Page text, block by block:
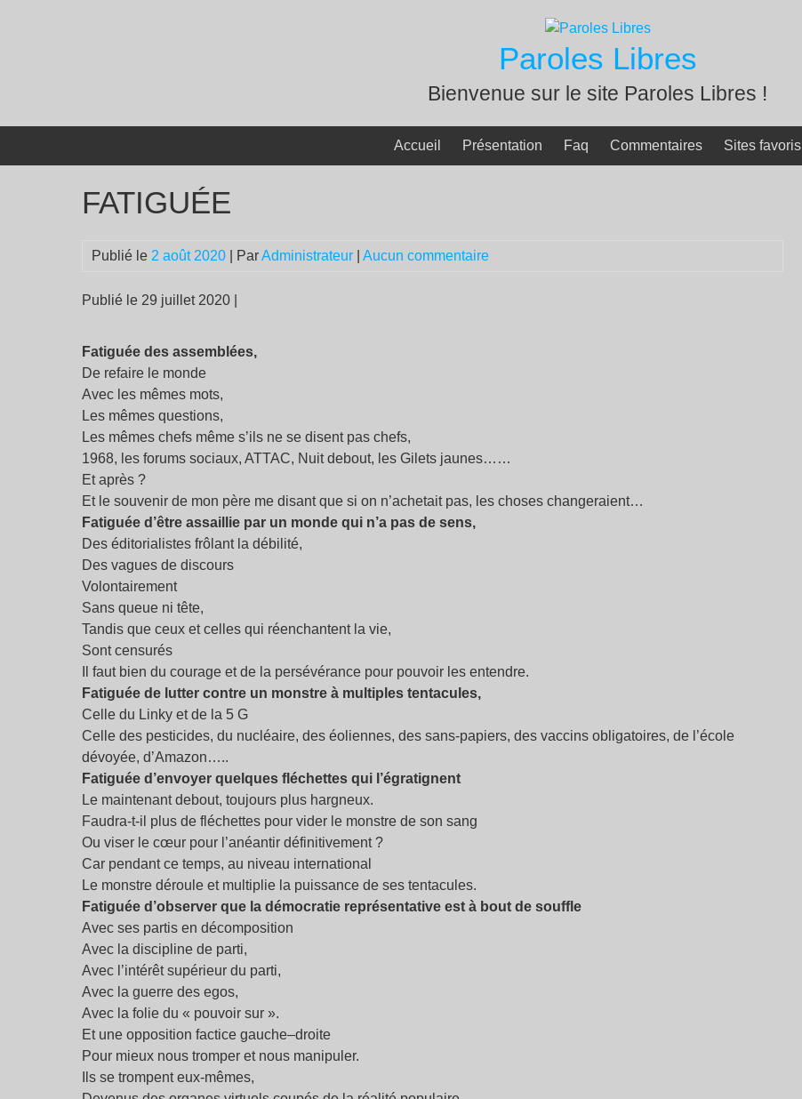
Paroles Libres
Bienvenue sur le site Paroles Libres !
Accueil Présentation Faq Commentaires Sites favoris
FATIGUÉE
Publié le 2 août 2020 | ParAdministrateur Aucun commentaire
Publié le 29 juillet 2020 |
Fatiguée des assemblées,
De refaire le monde
Avec les mêmes mots,
Les mêmes questions,
Les mêmes chefs même s’ils ne se disent pas chefs,
1968, les forums sociaux, ATTAC, Nuit debout, les Gilets jaunes……
Et après ?
Et le souvenir de mon père me disant que si on n’achetait pas, les choses changeraient…
Fatiguée d’être assaillie par un monde qui n’a pas de sens,
Des éditorialistes frôlant la débilité,
Des vagues de discours
Volontairement
Sans queue ni tête,
Tandis que ceux et celles qui réenchantent la vie,
Sont censurés
Il faut bien du courage et de la persévérance pour pouvoir les entendre.
Fatiguée de lutter contre un monstre à multiples tentacules,
Celle du Linky et de la 5 G
Celle des pesticides, du nucléaire, des éoliennes, des sans-papiers, des vaccins obligatoires, de l’école
dévoyée, d’Amazon…..
Fatiguée d’envoyer quelques fléchettes qui l’égratignent
Le maintenant debout, toujours plus hargneux.
Faudra-t-il plus de fléchettes pour vider le monstre de son sang
Ou viser le cœur pour l’anéantir définitivement ?
Car pendant ce temps, au niveau international
Le monstre déroule et multiplie la puissance de ses tentacules.
Fatiguée d’observer que la démocratie représentative est à bout de souffle
Avec ses partis en décomposition
Avec la discipline de parti,
Avec l’intérêt supérieur du parti,
Avec la guerre des egos,
Avec la folie du « pouvoir sur ».
Et une opposition factice gauche–droite
Pour mieux nous tromper et nous manipuler.
Ils se trompent eux-mêmes,